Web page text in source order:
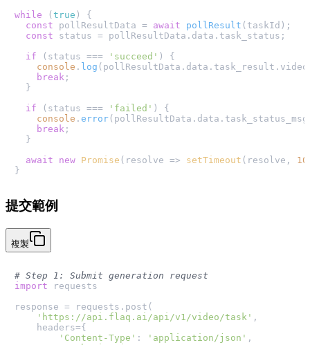
while (true ) {
const pollResultData = await pollResult (taskId);
const status = pollResultData. data . task_status ;
if (status === 'succeed' ) {
console . log (pollResultData. data . task_result .
break ;
  }
if (status === 'failed' ) {
console . error (pollResultData. data . task_status_msg
break ;
  }
await
new Promise ( resolve => setTimeout (resolve,
提交範例
複製
# Step 1: Submit generation request
import requests
response = requests.post(
'https://api.flaq.ai/api/v1/video/task' ,
    headers={
'Content-Type' : 'application/json' ,